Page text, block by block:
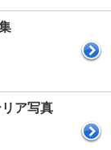
ア写真